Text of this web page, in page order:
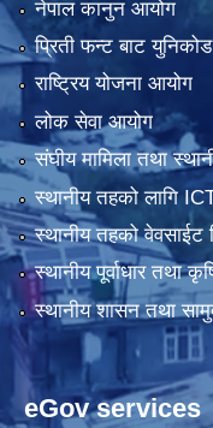
नेपाल कानुन आयोग
प्रिती फन्ट बाट
राष्ट्रिय योजना आयोग
लोक सेवा आयोग
संघीय मामिला तथा
स्थानीय तहको लागि
स्थानीय तहको वेवसाईट
स्थानीय पूर्वाधार तथा
स्थानीय शासन तथा
eGov services